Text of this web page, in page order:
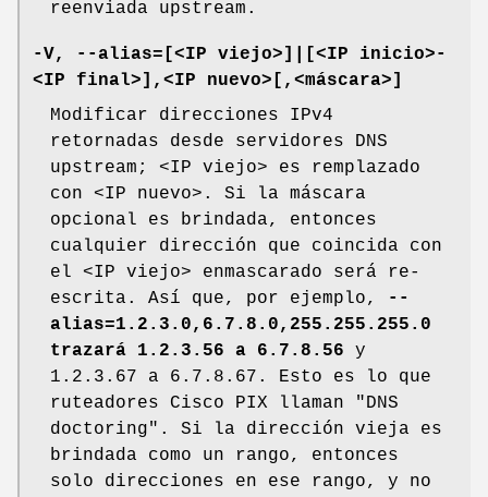
reenviada upstream.
-V, --alias=[<IP viejo>]|[<IP inicio>-
<IP final>],<IP nuevo>[,<máscara>]
Modificar direcciones IPv4
retornadas desde servidores DNS
upstream; <IP viejo> es remplazado
con <IP nuevo>. Si la máscara
opcional es brindada, entonces
cualquier dirección que coincida con
el <IP viejo> enmascarado será re-
escrita. Así que, por ejemplo,
--
alias=1.2.3.0,6.7.8.0,255.255.255.0
trazará 1.2.3.56 a 6.7.8.56 y
1.2.3.67 a 6.7.8.67. Esto es lo que
ruteadores Cisco PIX llaman "DNS
doctoring". Si la dirección vieja es
brindada como un rango, entonces
solo direcciones en ese rango, y no